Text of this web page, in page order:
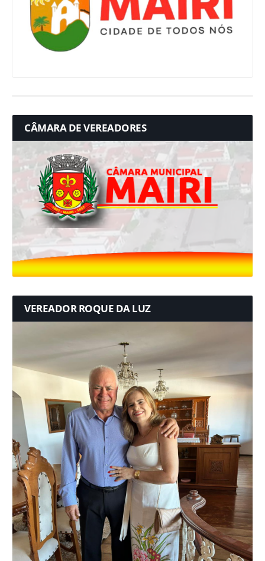
CÂMARA DE VEREADORES
VEREADOR ROQUE DA LUZ